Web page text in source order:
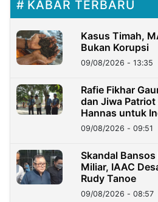
KABAR TERBARU
Kasus Timah,
Bukan Korupsi
09/08/2026 - 13:35
Rafie Fikhar
dan Jiwa
Hannas untuk
09/08/2026 - 09:51
Skandal
Miliar, IAAC
Rudy Tanoe
09/08/2026 - 08:57